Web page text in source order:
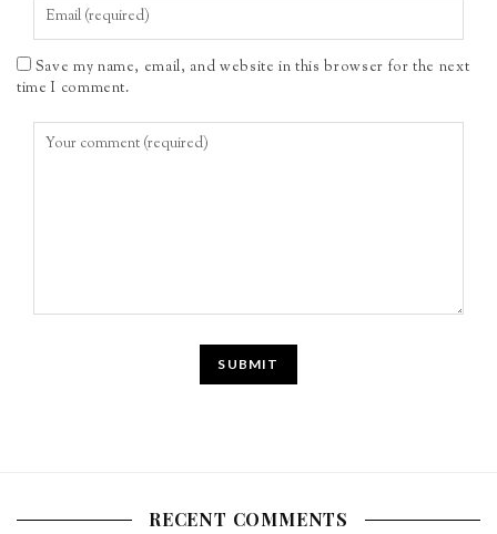
Save my name, email, and website in this browser for the next
time I comment.
RECENT COMMENTS